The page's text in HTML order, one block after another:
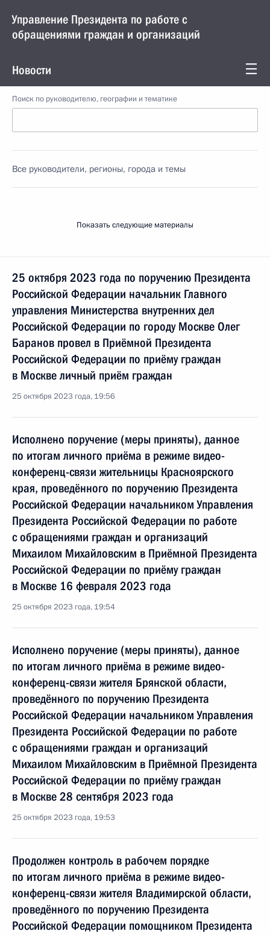
Управление Президента по работе с
обращениями граждан и организаций
Новости
Поиск по руководителю, географии и тематике
Все руководители, регионы, города и темы
Показать следующие материалы
25 октября 2023 года по поручению Президента
Российской Федерации начальник Главного
управления Министерства внутренних дел
Российской Федерации по городу Москве Олег
Баранов провел в Приёмной Президента
Российской Федерации по приёму граждан
в Москве личный приём граждан
25 октября 2023 года, 19:56
Исполнено поручение (меры приняты), данное
по итогам личного приёма в режиме видео-
конференц-связи жительницы Красноярского
края, проведённого по поручению Президента
Российской Федерации начальником Управления
Президента Российской Федерации по работе
с обращениями граждан и организаций
Михаилом Михайловским в Приёмной Президента
Российской Федерации по приёму граждан
в Москве 16 февраля 2023 года
25 октября 2023 года, 19:54
Исполнено поручение (меры приняты), данное
по итогам личного приёма в режиме видео-
конференц-связи жителя Брянской области,
проведённого по поручению Президента
Российской Федерации начальником Управления
Президента Российской Федерации по работе
с обращениями граждан и организаций
Михаилом Михайловским в Приёмной Президента
Российской Федерации по приёму граждан
в Москве 28 сентября 2023 года
25 октября 2023 года, 19:53
Продолжен контроль в рабочем порядке
по итогам личного приёма в режиме видео-
конференц-связи жителя Владимирской области,
проведённого по поручению Президента
Российской Федерации помощником Президента